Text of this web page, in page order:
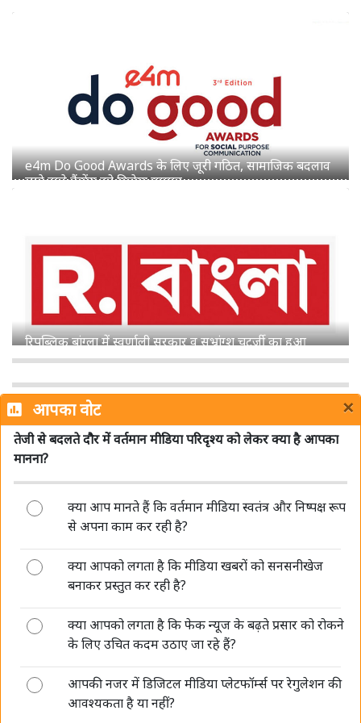
रिपब्लिक बांग्ला में स्वर्णाली सरकार व सुभ्रांग्शु चटर्जी का हुआ
प्रमोशन
शेमारू को मिला MIB का ग्रीन सिग्नल, जल्द लॉन्च होगा नया हिंदी
चैनल 'Mango TV'
डीपफेक पर सरकार की सख्ती जारी, संसद में बताया- अब 3 घंटे में
हटाना होगा गैरकानूनी कंटेंट
AI की रफ्तार बनाम पत्रकारिता का भरोसा, 'मीडिया संवाद' में
विशेषज्ञों ने रखी अपनी बेबाक राय
आपका वोट ×
तेजी से बदलते दौर में वर्तमान मीडिया परिदृश्य को लेकर क्या है आपका
मानना?
क्या आप मानते हैं कि वर्तमान मीडिया स्वतंत्र और निष्पक्ष रूप
से अपना काम कर रही है?
क्या आपको लगता है कि मीडिया खबरों को सनसनीखेज
बनाकर प्रस्तुत कर रही है?
क्या आपको लगता है कि फेक न्यूज के बढ़ते प्रसार को रोकने
के लिए उचित कदम उठाए जा रहे हैं?
आपकी नजर में डिजिटल मीडिया प्लेटफॉर्म्स पर रेगुलेशन की
आवश्यकता है या नहीं?